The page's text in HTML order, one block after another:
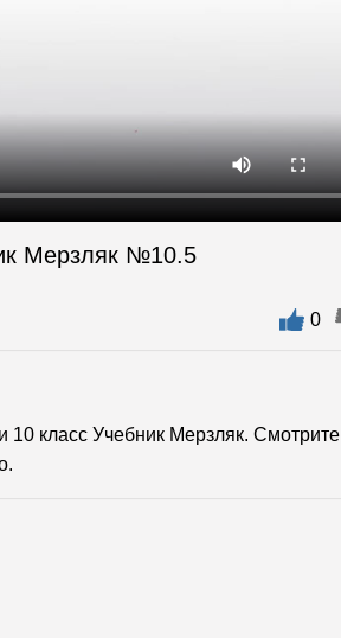
Мерзляк №10.5
0
класс Учебник Мерзляк. Смотрите